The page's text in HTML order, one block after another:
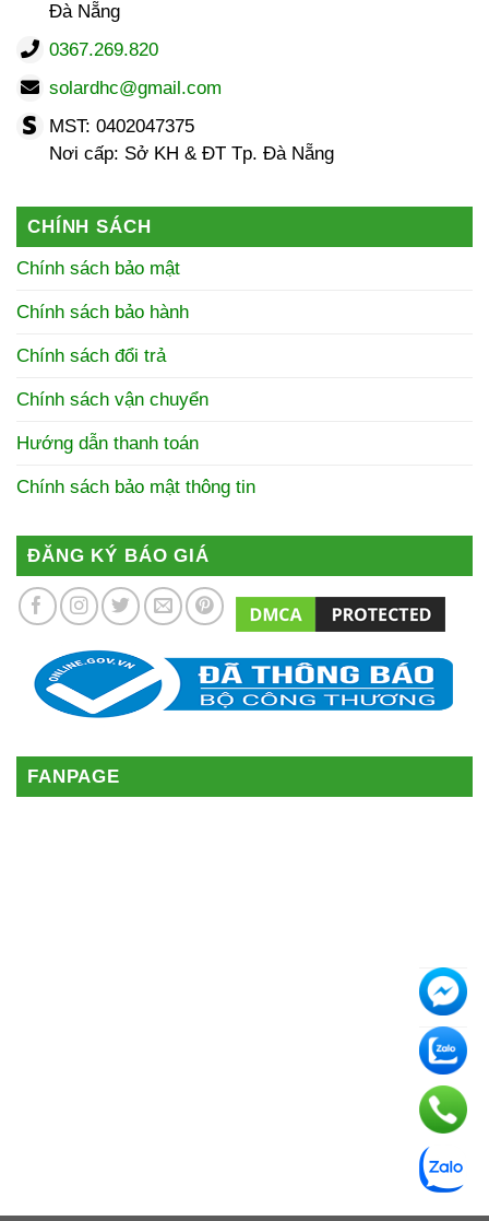
Đà Nẵng
0367.269.820
solardhc@gmail.com
MST: 0402047375
Nơi cấp: Sở KH & ĐT Tp. Đà Nẵng
CHÍNH SÁCH
Chính sách bảo mật
Chính sách bảo hành
Chính sách đổi trả
Chính sách vận chuyển
Hướng dẫn thanh toán
Chính sách bảo mật thông tin
ĐĂNG KÝ BÁO GIÁ
FANPAGE